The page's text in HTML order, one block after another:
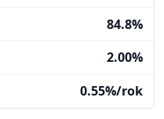
84.8%
2.00%
0.55%/rok